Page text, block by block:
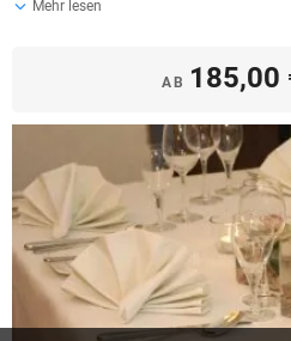
Mehr lesen
AB 185,00